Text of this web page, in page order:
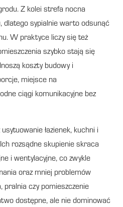
Z kolei strefa nocna
dlatego sypialnie warto odsunąć
W praktyce liczy się też
szybko stają się
koszty budowy i
miejsce na
ciągi komunikacyjne bez
łazienek, kuchni i
rozsądne skupienie skraca
i wentylacyjne, co zwykle
oraz mniej problemów
pralnia czy pomieszczenie
dostępne, ale nie dominować